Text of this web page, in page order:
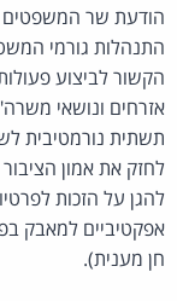
הודעת שר המשפטים
התנהלות גורמי
הקשור לביצוע
אזרחים ונושאי
תשתית נורמטיבית
לחזק את אמון
להגן על הזכות
אפקטיביים למאבק
חן מענית).